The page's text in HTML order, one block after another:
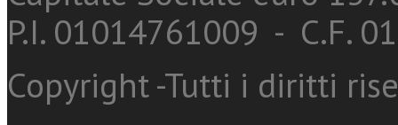
P.I. 01014761009 - C.F.
Copyright -Tutti i diritti